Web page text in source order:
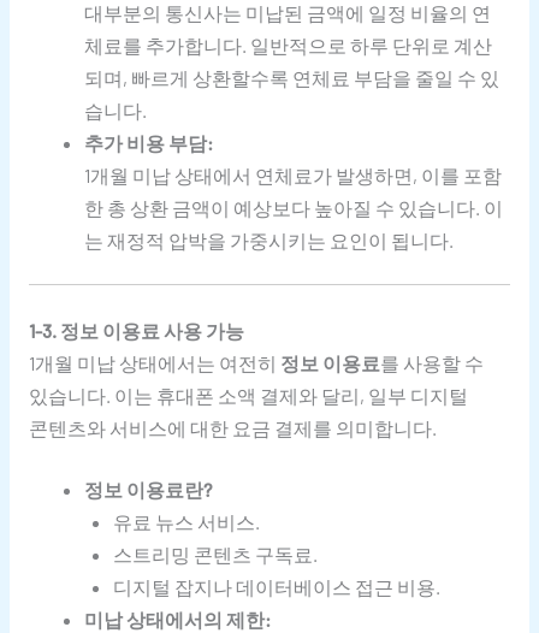
대부분의 통신사는 미납된 금액에 일정 비율의 연
체료를 추가합니다. 일반적으로 하루 단위로 계산
되며, 빠르게 상환할수록 연체료 부담을 줄일 수 있
습니다.
추가 비용 부담:
1개월 미납 상태에서 연체료가 발생하면, 이를 포함
한 총 상환 금액이 예상보다 높아질 수 있습니다. 이
는 재정적 압박을 가중시키는 요인이 됩니다.
1-3. 정보 이용료 사용 가능
1개월 미납 상태에서는 여전히 정보 이용료를 사용할 수
있습니다. 이는 휴대폰 소액 결제와 달리, 일부 디지털
콘텐츠와 서비스에 대한 요금 결제를 의미합니다.
정보 이용료란?
유료 뉴스 서비스.
스트리밍 콘텐츠 구독료.
디지털 잡지나 데이터베이스 접근 비용.
미납 상태에서의 제한: